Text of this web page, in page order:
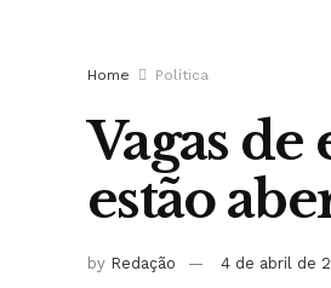
Home Política
Vagas
estão
by Redação 4 de abril de